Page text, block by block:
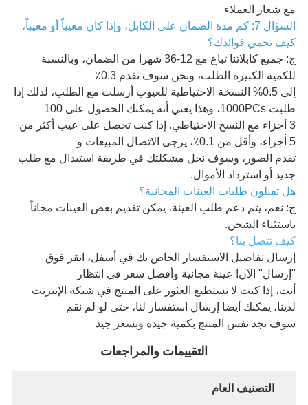
مع شعار العملاء
السؤال 7: كم مدة الضمان على الكابل، وإذا كان معيباً أو معيباً،
كيف تحمي فوائدك؟
ج: جميع كابلاتنا تباع مع 12-36 شهرا من الضمان، وبالنسبة
للكمية الكبيرة الطلب، ونحن سوف نقدم 0.3٪
إلى 0.5% النسخة الاحتياطية للعيوب أرسلت مع الطلب، لذلك إذا
طلبت 1000PCs، وهذا يعني أنه يمكنك الحصول على 100
3 أجزاء مع النسخ الاحتياطي. إذا كنت تحصل على عيب أكثر من
5 أجزاء، وأقل من 0.1٪، يرجى الاتصال المبيعات و
تقدم الصور، وسوف نحل مشكلتك في طريقة استبدال مع طلب
جديد أو استرداد الأموال.
هل تقبلون طلبات العينات المجانية؟
ج: نعم، يتم دعم طلب العينة، يمكن تقديم بعض العينات مجاناً
باستثناء الشحن.
كيف تتصل بنا؟
إرسال تفاصيل الاستفسار الخاص بك في أسفل، انقر فوق
"إرسال" الآن! عينة مجانية وأفضل سعر في انتظار
أنت، إذا كنت لا تستطيع العثور على المنتج في شبكة الإنترنت
لدينا، يمكنك أيضا إرسال استفسار لنا، حتى لو لم نقم
سوف نجد نفس المنتج بكمية جيدة وبسعر جيد
التقييمات والمراجعات
التصنيف العام